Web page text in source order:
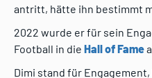
antritt, hätte ihn bestimmt
2022 wurde er für sein
Football in die Hall of Fame
Dimi stand für